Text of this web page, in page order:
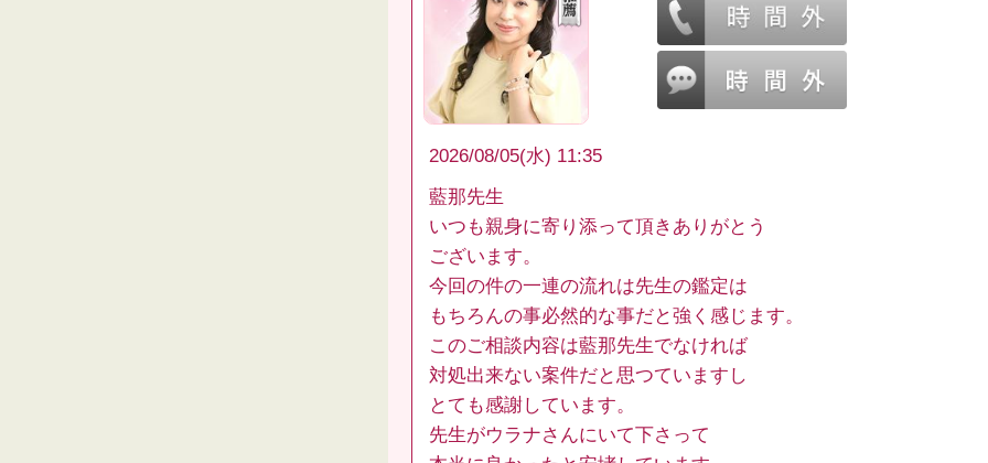
2026/08/05(水) 11:35
藍那先生
いつも親身に寄り添って頂きありがとう
ございます。
今回の件の一連の流れは先生の鑑定は
もちろんの事必然的な事だと強く感じます。
このご相談内容は藍那先生でなければ
対処出来ない案件だと思つていますし
とても感謝しています。
先生がウラナさんにいて下さって